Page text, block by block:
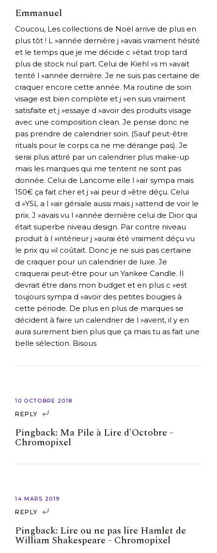
Emmanuel
Coucou, Les collections de Noël arrive de plus en
plus tôt ! L »année dernière j »avais vraiment hésité
et le temps que je me décide c »était trop tard
plus de stock nul part. Celui de Kiehl »s m »avait
tenté l »année dernière. Je ne suis pas certaine de
craquer encore cette année. Ma routine de soin
visage est bien complète et j »en suis vraiment
satisfaite et j »essaye d »avoir des produits visage
avec une composition clean. Je pense donc ne
pas prendre de calendrier soin. (Sauf peut-être
rituals pour le corps ca ne me dérange pas). Je
serai plus attiré par un calendrier plus make-up
mais les marques qui me tentent ne sont pas
donnée. Celui de Lancome elle l »air sympa mais
150€ ça fait cher et j »ai peur d »être déçu. Celui
d »YSL a l »air géniale aussi mais j »attend de voir le
prix. J »avais vu l »année dernière celui de Dior qui
était superbe niveau design. Par contre niveau
produit à l »intérieur j »aurai été vraiment déçu vu
le prix qu »il coûtait. Donc je ne suis pas certaine
de craquer pour un calendrier de luxe. Je
craquerai peut-être pour un Yankee Candle. Il
devrait être dans mon budget et en plus c »est
toujours sympa d »avoir des petites bougies à
cette période. De plus en plus de marques se
décident à faire un calendrier de l »avent, il y en
aura surement bien plus que ça mais tu as fait une
belle sélection. Bisous
10 OCTOBRE 2018
REPLY
Pingback: Ma Pile à Lire d'Octobre -
Chromopixel
14 MARS 2019
REPLY
Pingback: Lire ou ne pas lire Hamlet de
William Shakespeare - Chromopixel